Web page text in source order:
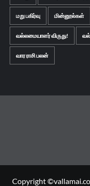
மறு பகிர்வு மின்னூல்கள்
வல்லமையாளர் விருது!
வார ராசி பலன்
Copyright